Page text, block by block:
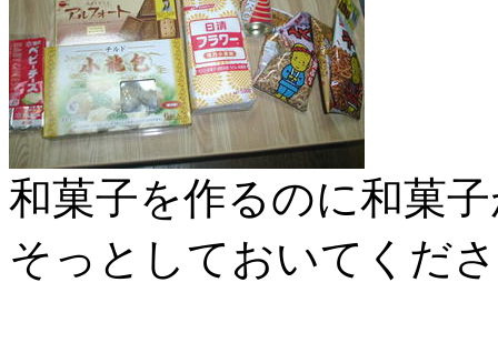
和菓子を作るのに和菓
そっとしておいてくだ